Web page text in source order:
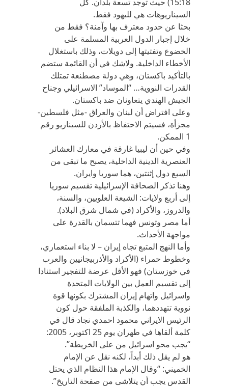
السيناريوهات هي لليهود فقط.
بحثا عن حدود معترف بها وآمنة؟ فقط من
خلال إجبار الدول العربية المسلمة على
الخضوع وتفتيتها إلى دويلات، وذلك باستغلال
الأخطاء الداخلية. ولاشك في أن القائمة ستضم
بالتأكيد باكستان، وهي دولة مصطنعة تمتلك
القدرات النووية… “الموساد” الاسرائيلي وجناح
الجيش الهندي يتعاونان ضد باكستان.
وعلى افتراض أن لبنان والعراق -مثل فلسطين-
مجزأة، فسيتم الاحتفاظ بالأردن للسيناريو رقم
1 الممكن.
وفي حين أن ليبيا غارقة في معارك العشائر
العنصرية الدينية الداخلية، يصبح ما تبقى من
السبع دول إثنتين، هما سوريا وايران.
وهنا تذكر الصحافة الإسرائيلية تقسيم سوريا
إلى أربع ولايات: الشيعة العلويين، والسنة،
والدروز، والأكراد (في شمال شرق البلاد).
أما مصر وتونس فهما تتسمان بالقدرة على
مواجهة الأحداث.
وأما النهج المتبع تجاه إيران – لا بناء استعماري،
وخطوط حمراء (الأكراد والأذربيجانيين والعرب
في خوزستان) فهو الأقل عرضة للتفجير استنادا
إلى تقسيم العمل بين الولايات المتحدة
واسرائيل واتهام إيران المشترك بكونها قوة
نووية تتهددهما، والكذبة الملفقة حول كون
الرئيس الايراني محمود احمدي نجاد قال في
كلمة ألقاها في طهران يوم 25 اكتوبر، 2005:
“يجب محو اسرائيل من على الخريطة”.
هو لم يقل ذلك أبداً، لكنه نقل عن الإمام
الخميني: “وقال الإمام هذا النظام الذي يحتل
القدس يجب أن يتلاشى من صفحة التاريخ”.